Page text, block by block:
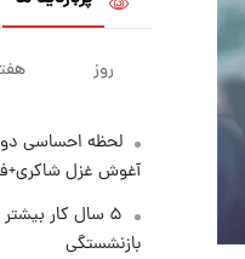
۱ روز پیش
۱۵
۱ روز پیش
۱۵
روز
لحظه احساسی دو
آغوش غزل
۵ سال کار
بازنشستگی